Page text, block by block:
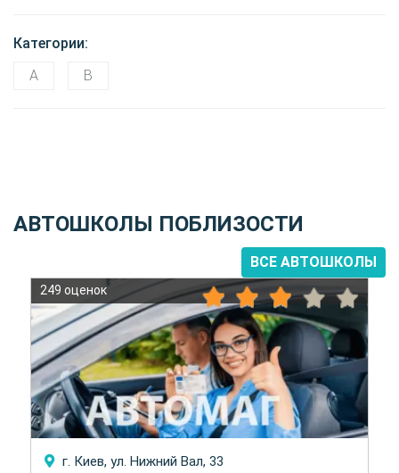
Категории:
A
B
АВТОШКОЛЫ ПОБЛИЗОСТИ
ВСЕ АВТОШКОЛЫ
249 оценок
г. Киев, ул. Нижний Вал, 33